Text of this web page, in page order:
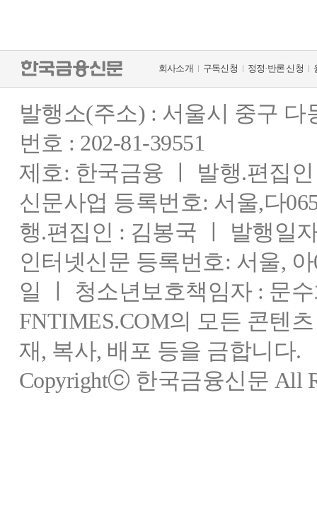
회사소개 구독신청 정정·반론 신청
발행소(주소) : 서울시 중구
번호 : 202-81-39551
제호: 한국금융 ㅣ 발행.편집
신문사업 등록번호: 서울,다
행.편집인 : 김봉국 ㅣ 발행일
인터넷신문 등록번호: 서울,
일 ㅣ 청소년보호책임자 : 문
FNTIMES.COM의 모든 콘텐
재, 복사, 배포 등을 금합니다.
Copyrightⓒ 한국금융신문 All